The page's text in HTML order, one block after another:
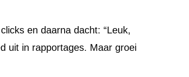
en daarna dacht: “Leuk,
uit in rapportages. Maar groei